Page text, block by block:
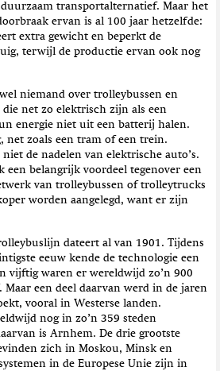
duurzaam transportalternatief. Maar het
ervan is al 100 jaar hetzelfde:
extra gewicht en beperkt de
terwijl de productie ervan ook nog
niemand over trolleybussen en
net zo elektrisch zijn als een
energie niet uit een batterij halen.
net zoals een tram of een trein.
de nadelen van elektrische auto’s.
een belangrijk voordeel tegenover een
van trolleybussen of trolleytrucks
worden aangelegd, want er zijn
dateert al van 1901. Tijdens
eeuw kende de technologie een
vijftig waren er wereldwijd zo’n 900
een deel daarvan werd in de jaren
vooral in Westerse landen.
nog in zo’n 359 steden
is Arnhem. De drie grootste
zich in Moskou, Minsk en
in de Europese Unie zijn in